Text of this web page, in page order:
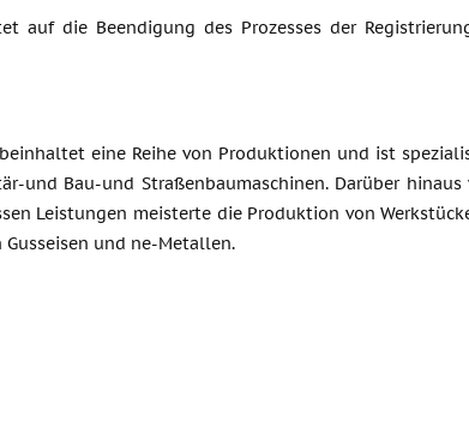
auf die Beendigung des Prozesses der
eine Reihe von Produktionen und ist
und Bau-und Straßenbaumaschinen. Darüber
Leistungen meisterte die Produktion von
und ne-Metallen.